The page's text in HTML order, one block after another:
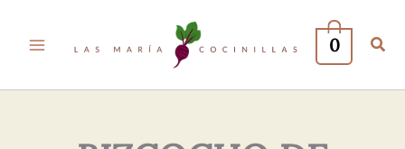
0
Electrónico*